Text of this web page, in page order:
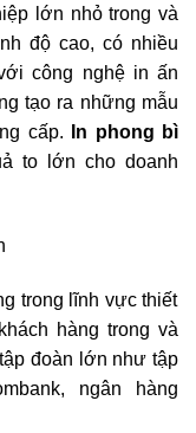
lớn nhỏ trong và
độ cao, có nhiều
công nghệ in ấn
tạo ra những mẫu
cấp.
In phong bì
to lớn cho doanh
trong lĩnh vực thiết
hàng trong và
đoàn lớn như tập
ngân hàng